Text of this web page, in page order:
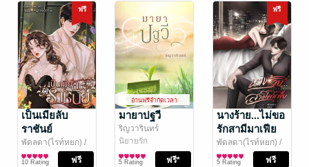
เราไม่มีเวลา
ตลอดไป
พีท_สุวพิชญ์
พัฒนาตนเอง
10 Rating
อ่านฟรีจำกัดเวลา
เงารักเงาหัวใจ
FURTH/ furth
นิยายโรมานซ์
32 Rating
ฟรี
เป็นเมียลับ
ราชันย์
พัดลดา(ไรท์หยก) /
รัศมีสีทองอักษร
นิยายรัก
10 Rating
อ่านฟรีจำกัดเวลา
มายาปฐวี
ริญวารินทร์
นิยายรัก
5 Rating
ฟรี
นางร้าย...ไม่ขอ
รักสามีมาเฟีย
แล้ว
พัดลดา(ไรท์หยก)/
รัศมีสีทองอักษร
นิยายรัก
5 Rating